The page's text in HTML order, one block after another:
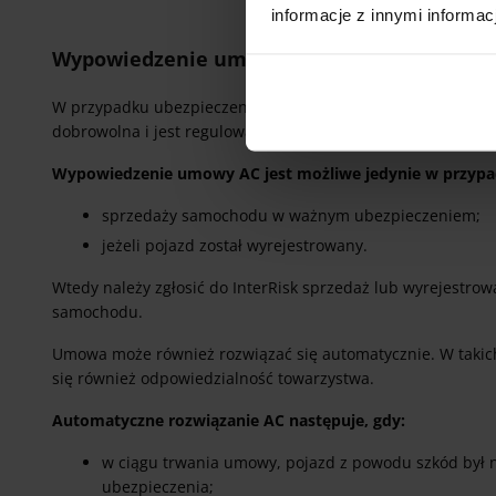
informacje z innymi
Wypowiedzenie umowy AC w InterRisk
W przypadku ubezpieczenia autocasco sprawa wygląda
dobrowolna i jest regulowana jedynie przez ogólne
Wypowiedzenie umowy AC jest możliwe jedynie w
sprzedaży samochodu w ważnym ubezpieczeniem;
jeżeli pojazd został wyrejestrowany.
Wtedy należy zgłosić do InterRisk sprzedaż lub
samochodu.
Umowa może również rozwiązać się automatycznie. W
się również odpowiedzialność towarzystwa.
Automatyczne rozwiązanie AC następuje, gdy:
w ciągu trwania umowy, pojazd z powodu szkód był
ubezpieczenia;